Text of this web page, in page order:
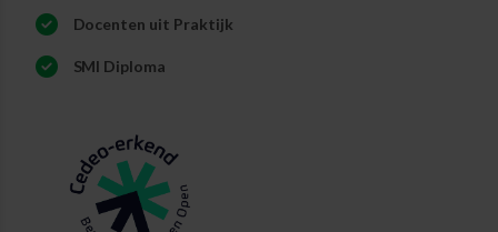
Docenten uit Praktijk
SMI Diploma